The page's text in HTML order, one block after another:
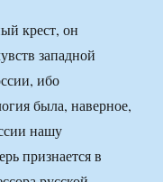
крест, он
западной
ибо
была, наверное,
нашу
признается в